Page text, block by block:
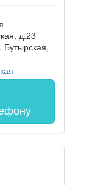
д.23
Бутырская,